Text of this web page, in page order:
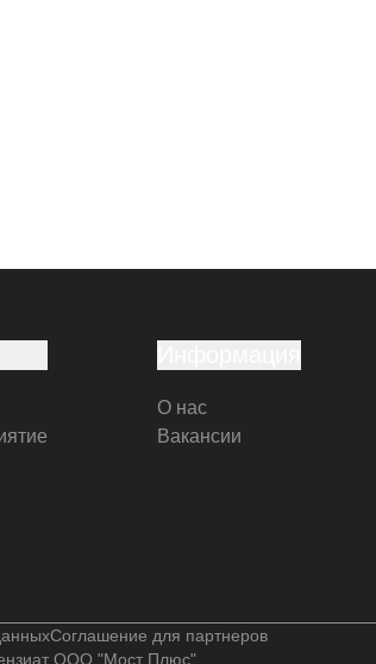
О нас
Вакансии
Соглашение для партнеров
ООО "Мост Плюс"